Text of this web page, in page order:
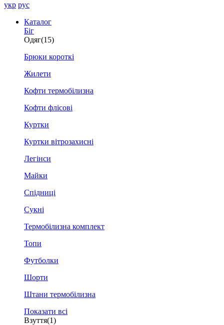
укр рус
Каталог
Біг
Одяг(15)
Брюки короткі
Жилети
Кофти термобілизна
Кофти флісові
Куртки
Куртки вітрозахисні
Легінси
Майки
Спідниці
Сукні
Термобілизна комплект
Топи
Футболки
Шорти
Штани термобілизна
Показати всі
Взуття(1)